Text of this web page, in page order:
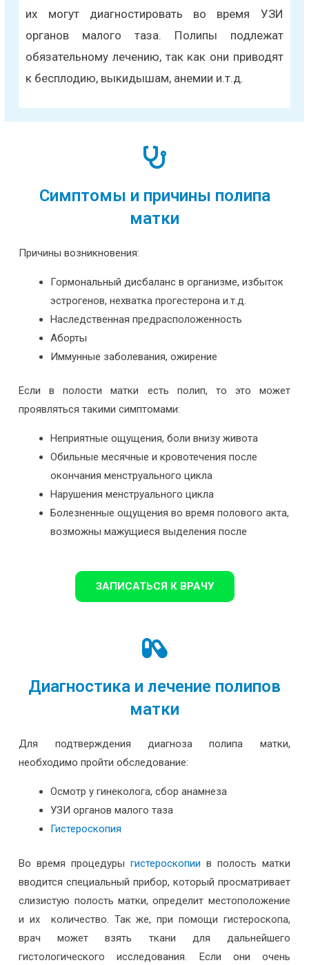
их могут диагностировать во время УЗИ
органов малого таза. Полипы подлежат
обязательному лечению, так как они приводят
к бесплодию, выкидышам, анемии и.т.д.
Симптомы и причины полипа
матки
Причины возникновения:
Гормональный дисбаланс в организме, избыток
эстрогенов, нехватка прогестерона и.т.д.
Наследственная предрасположенность
Аборты
Иммунные заболевания, ожирение
Если в полости матки есть полип, то это может
проявляться такими симптомами:
Неприятные ощущения, боли внизу живота
Обильные месячные и кровотечения после
окончания менструального цикла
Нарушения менструального цикла
Болезненные ощущения во время полового акта,
возможны мажущиеся выделения после
ЗАПИСАТЬСЯ К ВРАЧУ
Диагностика и лечение полипов
матки
Для подтверждения диагноза полипа матки,
необходимо пройти обследование:
Осмотр у гинеколога, сбор анамнеза
УЗИ органов малого таза
Гистероскопия
Во время процедуры гистероскопии в полость матки
вводится специальный прибор, который просматривает
слизистую полость матки, определит местоположение
и их количество. Так же, при помощи гистероскопа,
врач может взять ткани для дальнейшего
гистологического исследования. Если они очень